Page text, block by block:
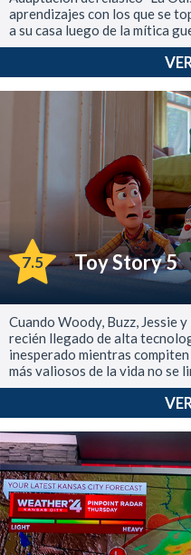
aprendizajes con los que se
a su casa luego de la mítica
7.5 Toy Story 5
Cuando Woody, Buzz, Jessie
recién llegado de alta
inesperado mientras
más valiosos de la vida no se